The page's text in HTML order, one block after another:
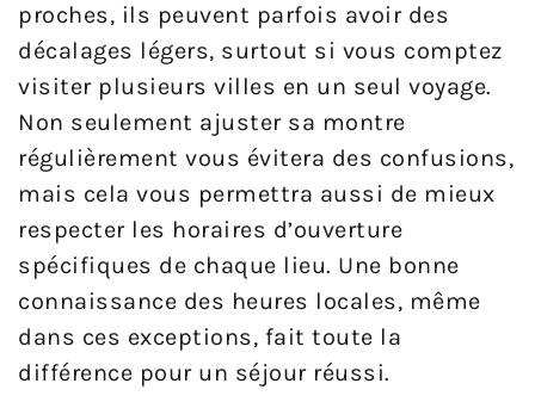
proches, ils peuvent parfois avoir des
décalages légers, surtout si vous comptez
visiter plusieurs villes en un seul voyage.
Non seulement ajuster sa montre
régulièrement vous évitera des confusions,
mais cela vous permettra aussi de mieux
respecter les horaires d’ouverture
spécifiques de chaque lieu. Une bonne
connaissance des heures locales, même
dans ces exceptions, fait toute la
différence pour un séjour réussi.